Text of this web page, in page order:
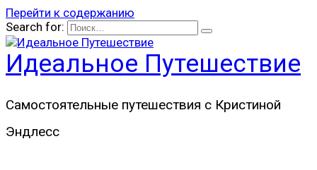
Перейти к содержанию
Search for:
Идеальное Путешествие
Самостоятельные путешествия с Кристиной
Эндлесс